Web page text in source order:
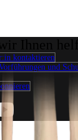
kontaktieren
und